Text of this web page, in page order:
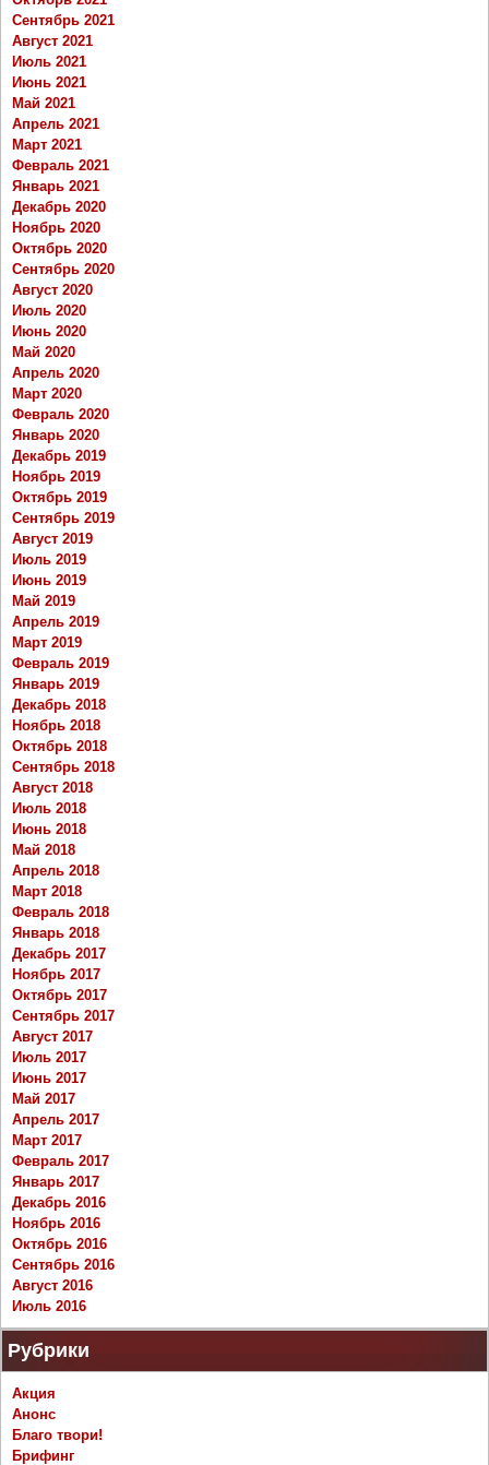
Сентябрь 2021
Август 2021
Июль 2021
Июнь 2021
Май 2021
Апрель 2021
Март 2021
Февраль 2021
Январь 2021
Декабрь 2020
Ноябрь 2020
Октябрь 2020
Сентябрь 2020
Август 2020
Июль 2020
Июнь 2020
Май 2020
Апрель 2020
Март 2020
Февраль 2020
Январь 2020
Декабрь 2019
Ноябрь 2019
Октябрь 2019
Сентябрь 2019
Август 2019
Июль 2019
Июнь 2019
Май 2019
Апрель 2019
Март 2019
Февраль 2019
Январь 2019
Декабрь 2018
Ноябрь 2018
Октябрь 2018
Сентябрь 2018
Август 2018
Июль 2018
Июнь 2018
Май 2018
Апрель 2018
Март 2018
Февраль 2018
Январь 2018
Декабрь 2017
Ноябрь 2017
Октябрь 2017
Сентябрь 2017
Август 2017
Июль 2017
Июнь 2017
Май 2017
Апрель 2017
Март 2017
Февраль 2017
Январь 2017
Декабрь 2016
Ноябрь 2016
Октябрь 2016
Сентябрь 2016
Август 2016
Июль 2016
Рубрики
Акция
Анонс
Благо твори!
Брифинг